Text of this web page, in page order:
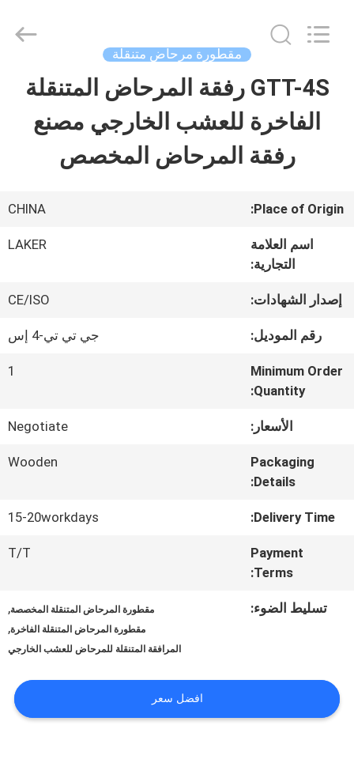
منزل
المنتجات
حول
جولة
المعمل
الجودة
اتصل
أخبار
الموقع
LAKER
AUTOPARTS
Reserved.
مقطورة مرحاض متنقلة
GTT-4S رفقة المرحاض المتنقلة
الفاخرة للعشب الخارجي مصنع
رفقة المرحاض المخصص
Place of Origin:
CHINA
اسم العلامة
التجارية:
LAKER
إصدار الشهادات: CE/ISO
رقم الموديل: جي تي تي-4 إس
Minimum Order
Quantity:
1
الأسعار: Negotiate
Packaging
Details:
Wooden
Delivery Time:
15-20workdays
Payment
Terms:
T/T
تسليط الضوء: مقطورة المرحاض المتنقلة المخصصة,
مقطورة المرحاض المتنقلة الفاخرة,
المرافقة المتنقلة للمرحاض للعشب الخارجي
افضل سعر